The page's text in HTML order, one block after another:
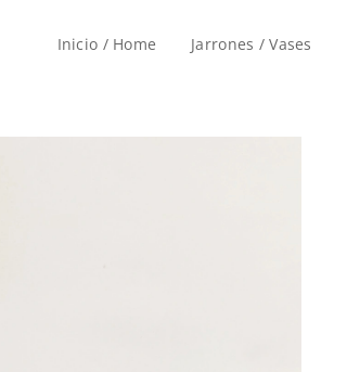
Inicio / Home Jarrones / Vases